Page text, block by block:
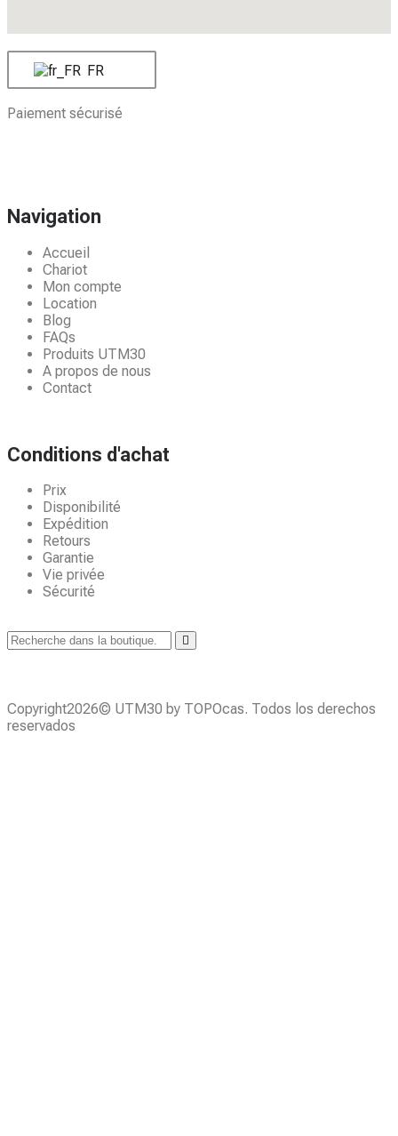
FR
Paiement sécurisé
Navigation
Accueil
Chariot
Mon compte
Location
Blog
FAQs
Produits UTM30
A propos de nous
Contact
Conditions d'achat
Prix
Disponibilité
Expédition
Retours
Garantie
Vie privée
Sécurité
Copyright2026© UTM30 by TOPOcas. Todos los derechos
reservados